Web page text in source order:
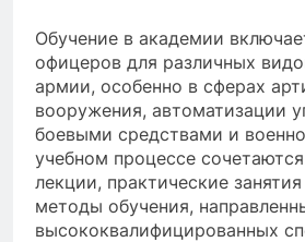
Обучение в академии
офицеров для различных
армии, особенно в сферах
вооружения, автоматизации
боевыми средствами и
учебном процессе
лекции, практические
методы обучения,
высококвалифицированных